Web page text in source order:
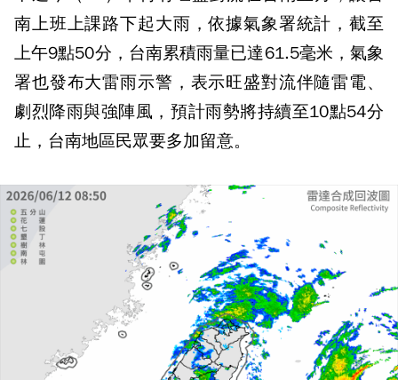
南上班上課路下起大雨，依據氣象署統計，截至
上午9點50分，台南累積雨量已達61.5毫米，氣象
署也發布大雷雨示警，表示旺盛對流伴隨雷電、
劇烈降雨與強陣風，預計雨勢將持續至10點54分
止，台南地區民眾要多加留意。